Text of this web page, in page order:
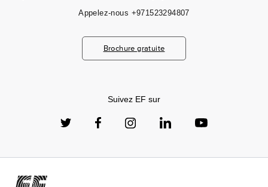
Appelez-nous +971523294807
Brochure gratuite
Suivez EF sur